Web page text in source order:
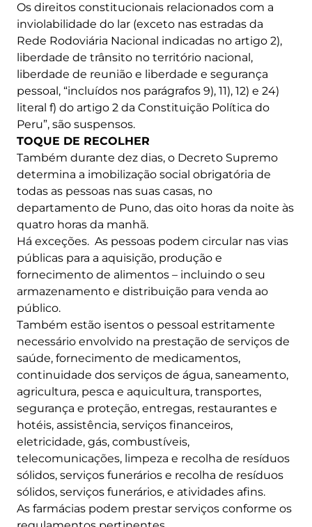
Os direitos constitucionais relacionados com a
inviolabilidade do lar (exceto nas estradas da
Rede Rodoviária Nacional indicadas no artigo 2),
liberdade de trânsito no território nacional,
liberdade de reunião e liberdade e segurança
pessoal, “incluídos nos parágrafos 9), 11), 12) e 24)
literal f) do artigo 2 da Constituição Política do
Peru”, são suspensos.
TOQUE DE RECOLHER
Também durante dez dias, o Decreto Supremo
determina a imobilização social obrigatória de
todas as pessoas nas suas casas, no
departamento de Puno, das oito horas da noite às
quatro horas da manhã.
Há exceções. As pessoas podem circular nas vias
públicas para a aquisição, produção e
fornecimento de alimentos – incluindo o seu
armazenamento e distribuição para venda ao
público.
Também estão isentos o pessoal estritamente
necessário envolvido na prestação de serviços de
saúde, fornecimento de medicamentos,
continuidade dos serviços de água, saneamento,
agricultura, pesca e aquicultura, transportes,
segurança e proteção, entregas, restaurantes e
hotéis, assistência, serviços financeiros,
eletricidade, gás, combustíveis,
telecomunicações, limpeza e recolha de resíduos
sólidos, serviços funerários e recolha de resíduos
sólidos, serviços funerários, e atividades afins.
As farmácias podem prestar serviços conforme os